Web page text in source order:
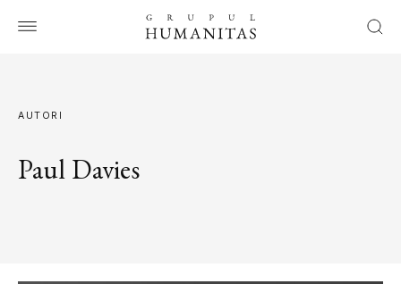
AUTORI
Paul Davies